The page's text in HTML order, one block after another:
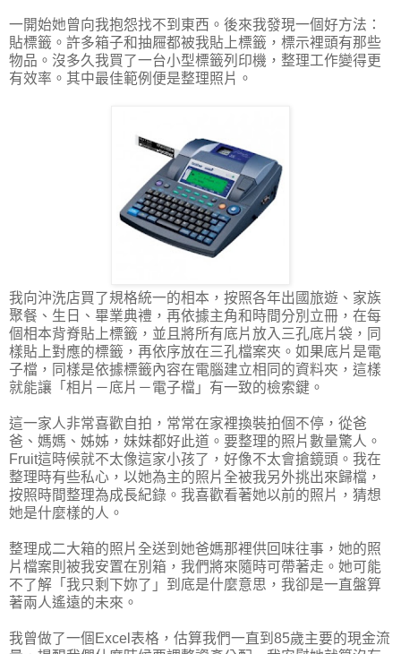
一開始她曾向我抱怨找不到東西。後來我發現一個好方法：
貼標籤。許多箱子和抽屜都被我貼上標籤，標示裡頭有那些
物品。沒多久我買了一台小型標籤列印機，整理工作變得更
有效率。其中最佳範例便是整理照片。
我向沖洗店買了規格統一的相本，按照各年出國旅遊、家族
聚餐、生日、畢業典禮，再依據主角和時間分別立冊，在每
個相本背脊貼上標籤，並且將所有底片放入三孔底片袋，同
樣貼上對應的標籤，再依序放在三孔檔案夾。如果底片是電
子檔，同樣是依據標籤內容在電腦建立相同的資料夾，這樣
就能讓「相片－底片－電子檔」有一致的檢索鍵。
這一家人非常喜歡自拍，常常在家裡換裝拍個不停，從爸
爸、媽媽、姊姊，妹妹都好此道。要整理的照片數量驚人。
Fruit這時候就不太像這家小孩了，好像不太會搶鏡頭。我在
整理時有些私心，以她為主的照片全被我另外挑出來歸檔，
按照時間整理為成長紀錄。我喜歡看著她以前的照片，猜想
她是什麼樣的人。
整理成二大箱的照片全送到她爸媽那裡供回味往事，她的照
片檔案則被我安置在別箱，我們將來隨時可帶著走。她可能
不了解「我只剩下妳了」到底是什麼意思，我卻是一直盤算
著兩人遙遠的未來。
我曾做了一個Excel表格，估算我們一直到85歲主要的現金流